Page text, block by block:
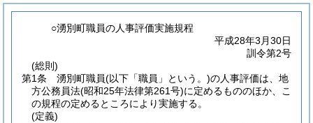
○湧別町職員の人事評価実施規程
平成28年3月30日
訓令第2号
(総則)
第1条
湧別町職員(以下「職員」という。)の人事評価は、地
方公務員法(昭和25年法律第261号)に定めるもののほか、こ
の規程の定めるところにより実施する。
(定義)